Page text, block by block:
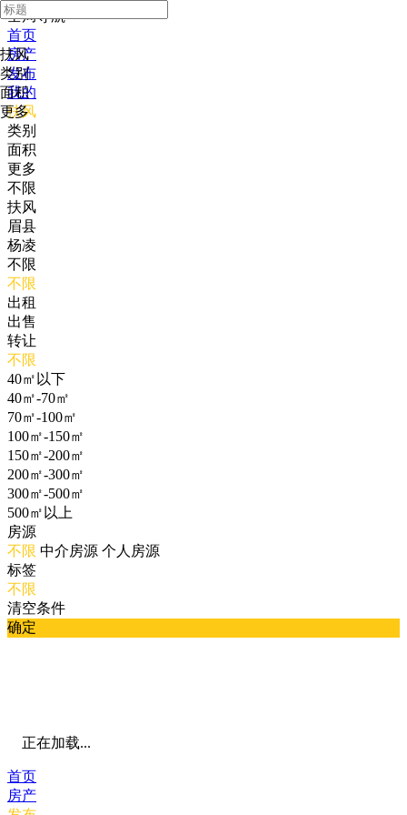
全局导航
首页
房产
发布
我的
扶风
类别
面积
更多
扶风
类别
面积
更多
不限
扶风
眉县
杨凌
不限
不限
出租
出售
转让
不限
40㎡以下
40㎡-70㎡
70㎡-100㎡
100㎡-150㎡
150㎡-200㎡
200㎡-300㎡
300㎡-500㎡
500㎡以上
房源
不限 中介房源 个人房源
标签
不限
清空条件
确定
正在加载...
首页
房产